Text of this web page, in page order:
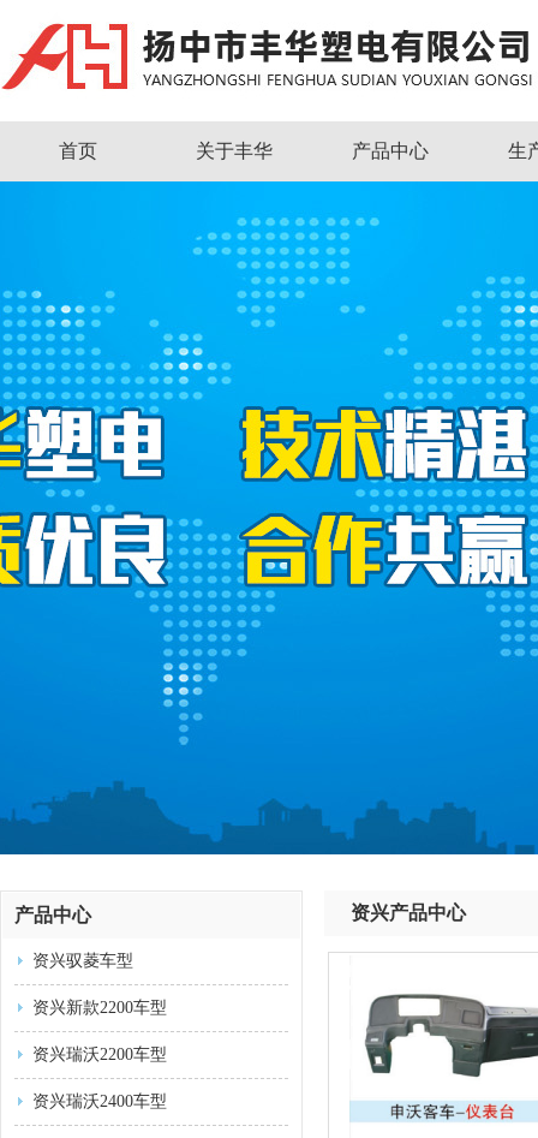
首页 关于丰华 产品中心 生
产品中心
资兴驭菱车型
资兴新款2200车型
资兴瑞沃2200车型
资兴瑞沃2400车型
资兴产品中心